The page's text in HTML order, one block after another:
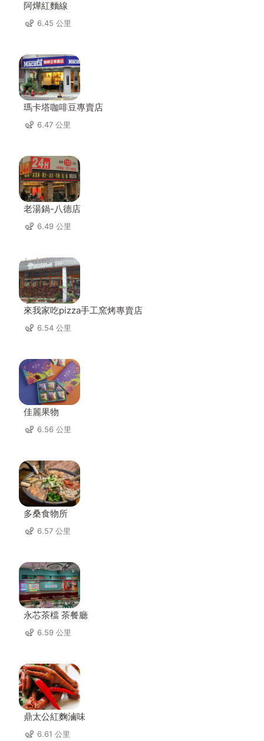
阿燁紅麵線
6.45 公里
瑪卡塔咖啡豆專賣店
6.47 公里
老湯鍋-八德店
6.49 公里
來我家吃pizza手工窯烤專賣店
6.54 公里
佳麗果物
6.56 公里
多桑食物所
6.57 公里
永芯茶檔 茶餐廳
6.59 公里
鼎太公紅麴滷味
6.61 公里